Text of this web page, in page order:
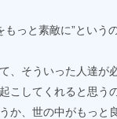
っと素敵に”という
、そういった人達が
こしてくれると思う
、世の中がもっと